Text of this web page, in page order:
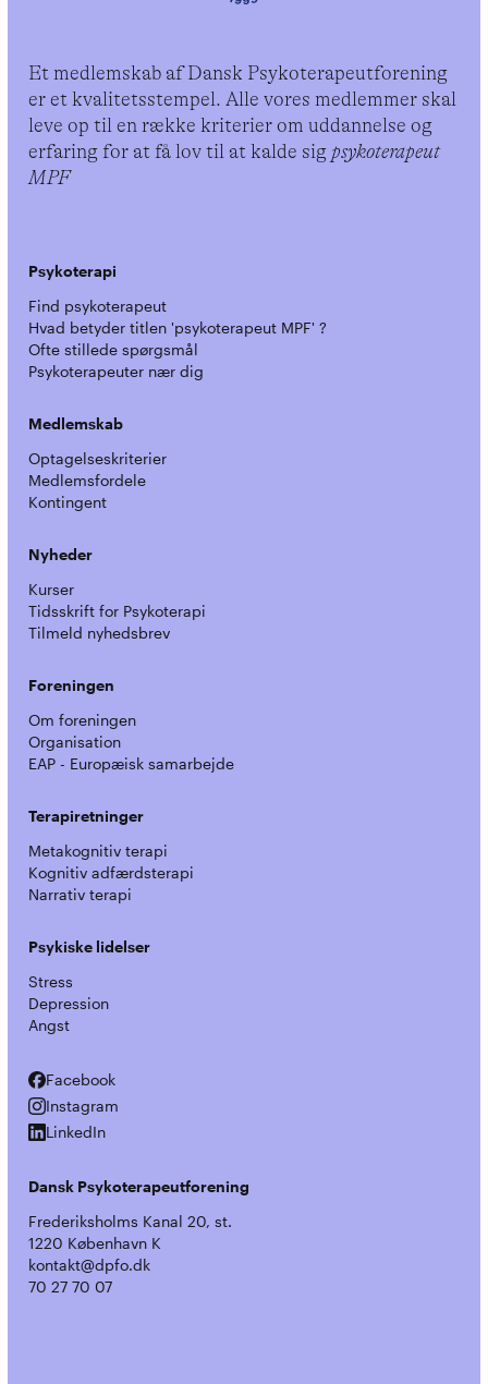
Et medlemskab af Dansk Psykoterapeutforening
er et kvalitetsstempel. Alle vores medlemmer skal
leve op til en række kriterier om uddannelse og
erfaring for at få lov til at kalde sig psykoterapeut
MPF
Psykoterapi
Find psykoterapeut
Hvad betyder titlen 'psykoterapeut MPF' ?
Ofte stillede spørgsmål
Psykoterapeuter nær dig
Medlemskab
Optagelseskriterier
Medlemsfordele
Kontingent
Nyheder
Kurser
Tidsskrift for Psykoterapi
Tilmeld nyhedsbrev
Foreningen
Om foreningen
Organisation
EAP - Europæisk samarbejde
Terapiretninger
Metakognitiv terapi
Kognitiv adfærdsterapi
Narrativ terapi
Psykiske lidelser
Stress
Depression
Angst
Facebook
Facebook
Instagram
Instagram
LinkedIn
LinkedIn
Dansk Psykoterapeutforening
Frederiksholms Kanal 20, st.
1220 København K
kontakt@dpfo.dk
70 27 70 07